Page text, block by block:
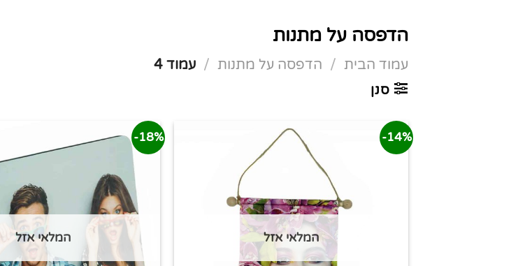
הדפסה על מתנות
עמוד הבית / הדפסה על מתנות / עמוד 4
סנן
14%-
המלאי אזל
18%-
המלאי אזל